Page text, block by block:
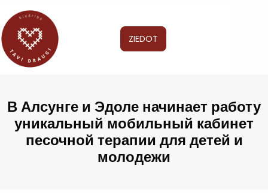
ZIEDOT
В Алсунге и Эдоле начинает работу
уникальный мобильный кабинет
песочной терапии для детей и
молодежи